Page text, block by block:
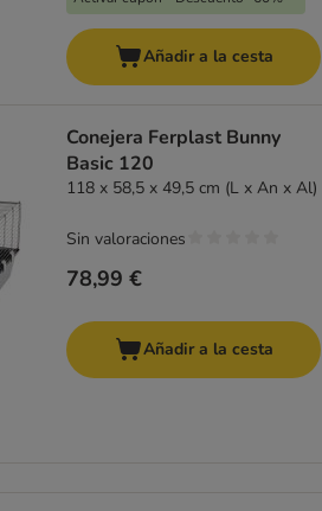
Añadir a la cesta
Conejera Ferplast Bunny
Basic 120
118 x 58,5 x 49,5 cm (L x An x Al)
78,99 €
Sin valoraciones
Añadir a la cesta